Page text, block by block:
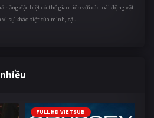
năng đặc biệt có thể giao tiếp với các loài động vật.
sự khác biệt của mình, cậu ...
FULL HD VIETSUB